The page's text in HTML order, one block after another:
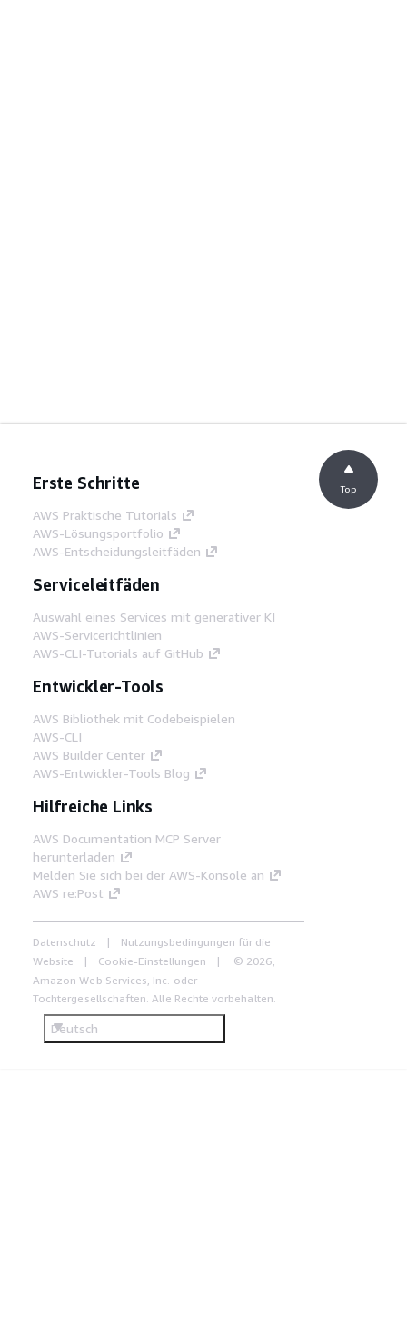
Erste Schritte
AWS Praktische Tutorials
AWS-Lösungsportfolio
AWS-Entscheidungsleitfäden
Serviceleitfäden
Auswahl eines Services mit generativer KI
AWS-Servicerichtlinien
AWS-CLI-Tutorials auf GitHub
Entwickler-Tools
AWS Bibliothek mit Codebeispielen
AWS-CLI
AWS Builder Center
AWS-Entwickler-Tools Blog
Hilfreiche Links
AWS Documentation MCP Server
herunterladen
Melden Sie sich bei der AWS-Konsole an
AWS re:Post
Datenschutz
Nutzungsbedingungen für die
Website
Cookie-Einstellungen
© 2026,
Amazon Web Services, Inc. oder
Tochtergesellschaften. Alle Rechte vorbehalten.
Deutsch
Top